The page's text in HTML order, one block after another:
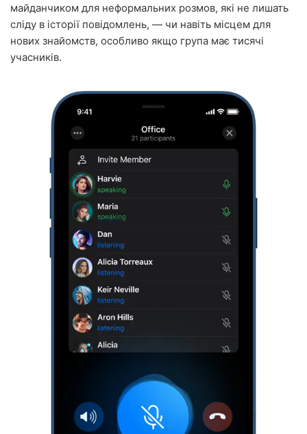
майданчиком для неформальних розмов, які не лишать
сліду в історії повідомлень, — чи навіть місцем для
нових знайомств, особливо якщо група має тисячі
учасників.